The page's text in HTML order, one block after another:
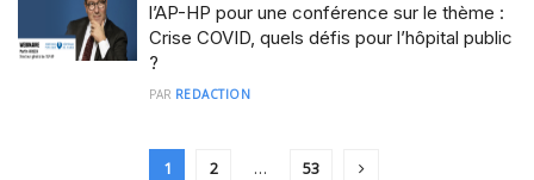
l’AP-HP pour une conférence sur le thème :
Crise COVID, quels défis pour l’hôpital public
?
PAR REDACTION
1 2 … 53